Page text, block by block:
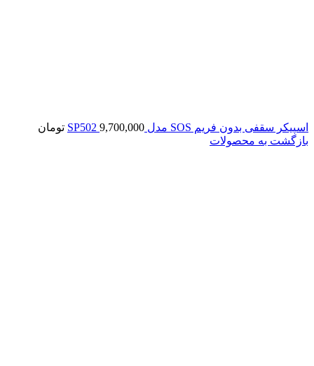
اسپیکر سقفی بدون فریم SOS مدل SP502 9,700,000
تومان
بازگشت به محصولات